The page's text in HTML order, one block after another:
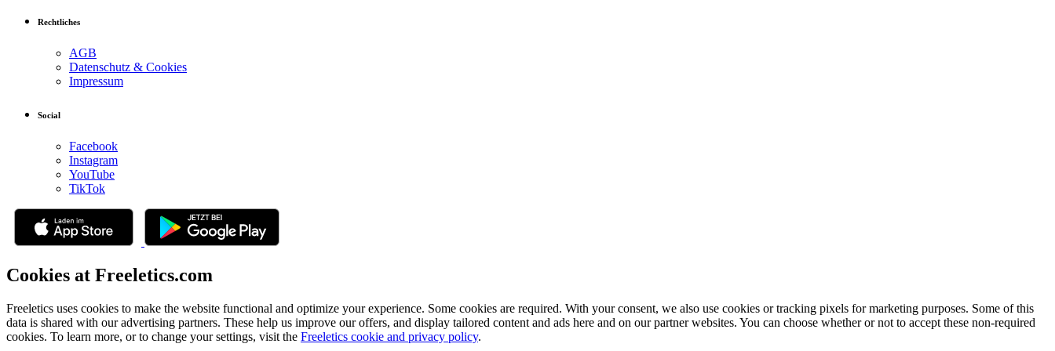
Rechtliches
AGB
Datenschutz & Cookies
Impressum
Social
Facebook
Instagram
YouTube
TikTok
Cookies at Freeletics.com
Freeletics uses cookies to make the website functional and optimize your experience. Some cookies are required. With your consent, we also use cookies or tracking pixels for marketing purposes. Some of this
data is shared with our advertising partners. These help us improve our offers, and display tailored content and ads here and on our partner websites. You can choose whether or not to accept these non-required
cookies. To learn more, or to change your settings, visit the Freeletics cookie and privacy policy.